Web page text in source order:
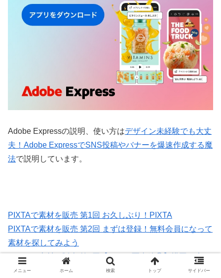
Adobe Expressの説明、使い方はデザイン未経験でも大丈
夫！Adobe ExpressでSNS投稿やバナーを爆速作成する魔
法で説明しています。
PIXTAで素材を販売 第1回 お久しぶり！PIXTA
PIXTAで素材を販売 第2回 まずは登録！無料会員になって
素材を探してみよう
PIXTAで素材を販売 第3回【スマホ写真編①】構図と光の
基本！誰でもできる撮影のコツ
メニュー ホーム 検索 トップ サイドバー